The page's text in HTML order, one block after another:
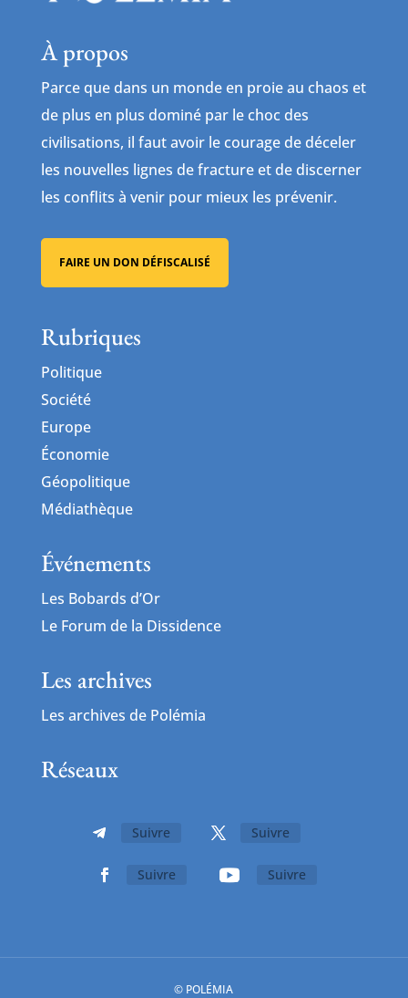
À propos
Parce que dans un monde en proie au chaos et
de plus en plus dominé par le choc des
civilisations, il faut avoir le courage de déceler
les nouvelles lignes de fracture et de discerner
les conflits à venir pour mieux les prévenir.
FAIRE UN DON DÉFISCALISÉ
Rubriques
Politique
Société
Europe
Économie
Géopolitique
Médiathèque
Événements
Les Bobards d’Or
Le Forum de la Dissidence
Les archives
Les archives de Polémia
Réseaux
Suivre Suivre
Suivre Suivre
© POLÉMIA